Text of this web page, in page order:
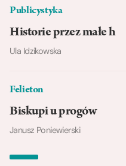
Publicystyka
Historie przez małe h
Ula Idzikowska
Felieton
Biskupi u progów
Janusz Poniewierski